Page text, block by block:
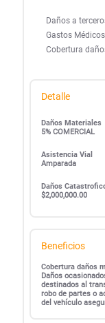
Daños a
Gastos
Cobertura
Detalle
Daños Materiales
5% COMERCIAL
Asistencia Vial
Amparada
Daños
$2,000,000.00
Beneficios
Cobertura daños
Daños
destinados al
robo de partes o
del vehículo